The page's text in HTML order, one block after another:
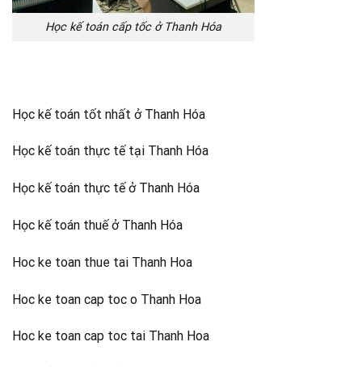
Học kế toán cấp tốc ở Thanh Hóa
Học kế toán tốt nhất ở Thanh Hóa
Học kế toán thực tế tại Thanh Hóa
Học kế toán thực tế ở Thanh Hóa
Học kế toán thuế ở Thanh Hóa
Hoc ke toan thue tai Thanh Hoa
Hoc ke toan cap toc o Thanh Hoa
Hoc ke toan cap toc tai Thanh Hoa